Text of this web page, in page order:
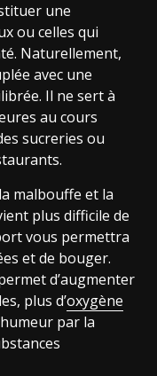
une
ou celles qui
Naturellement,
avec une
Il ne sert à
au cours
sucreries ou
malbouffe et la
plus difficile de
vous permettra
et de bouger.
d’augmenter
plus d’oxygène
par la